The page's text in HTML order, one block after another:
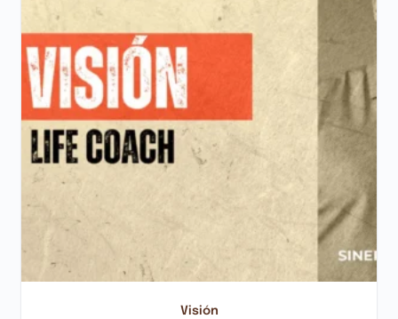
Visión